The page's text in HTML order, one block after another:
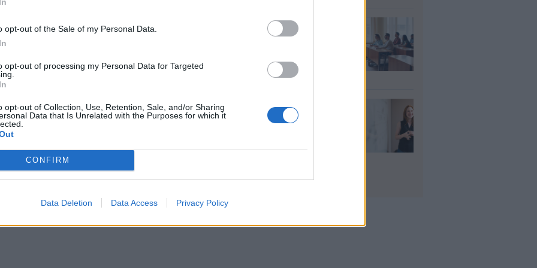
opt-out of the Sale of my Personal Data.
opt-out of processing my Personal Data for Targeted
opt-out of Collection, Use, Retention, Sale, and/or Sharing
Data that Is Unrelated with the Purposes for which it
CONFIRM
Data Deletion Data Access Privacy Policy
τα εξής brands:
Εκπαιδευτικοί: Αύριο
(5/8) ξεκινούν οι
μόνιμους διορισμούς
04 Αυγ 2026
Διορισμοί
εκπαιδευτικών 2026: